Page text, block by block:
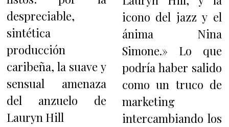
despreciable,
sintética
producción
caribeña, la suave y
sensual amenaza
del anzuelo de
Lauryn Hill
icono del jazz y el
ánima Nina
Simone.» Lo que
podría haber salido
como un truco de
marketing
intercambiando los